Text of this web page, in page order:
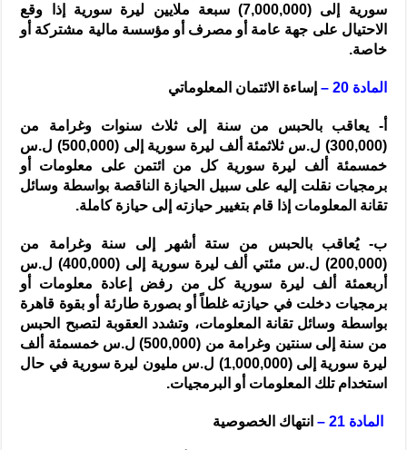
سورية إلى (7,000,000) سبعة ملايين ليرة سورية إذا وقع
الاحتيال على جهة عامة أو مصرف أو مؤسسة مالية مشتركة أو
خاصة.
المادة 20 – إساءة الائتمان المعلوماتي
أ- يعاقب بالحبس من سنة إلى ثلاث سنوات وغرامة من
(300,000) ل.س ثلاثمئة ألف ليرة سورية إلى (500,000) ل.س
خمسمئة ألف ليرة سورية كل من ائتمن على معلومات أو
برمجيات نقلت إليه على سبيل الحيازة الناقصة بواسطة وسائل
تقانة المعلومات إذا قام بتغيير حيازته إلى حيازة كاملة.
ب- يُعاقب بالحبس من ستة أشهر إلى سنة وغرامة من
(200,000) ل.س مئتي ألف ليرة سورية إلى (400,000) ل.س
أربعمئة ألف ليرة سورية كل من رفض إعادة معلومات أو
برمجيات دخلت في حيازته غلطاً أو بصورة طارئة أو بقوة قاهرة
بواسطة وسائل تقانة المعلومات، وتشدد العقوبة لتصبح الحبس
من سنة إلى سنتين وغرامة من (500,000) ل.س خمسمئة ألف
ليرة سورية إلى (1,000,000) ل.س مليون ليرة سورية في حال
استخدام تلك المعلومات أو البرمجيات.
المادة 21 – انتهاك الخصوصية